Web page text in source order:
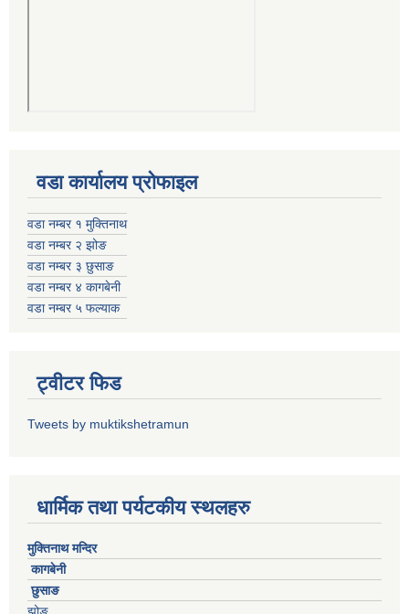
वडा कार्यालय प्रोफाइल
वडा नम्बर १ मुक्तिनाथ
वडा नम्बर २ झोङ
वडा नम्बर ३ छुसाङ
वडा नम्बर ४ कागबेनी
वडा नम्बर ५ फल्याक
ट्वीटर फिड
Tweets by muktikshetramun
धार्मिक तथा पर्यटकीय स्थलहरु
मुक्तिनाथ मन्दिर
कागबेनी
छुसाङ